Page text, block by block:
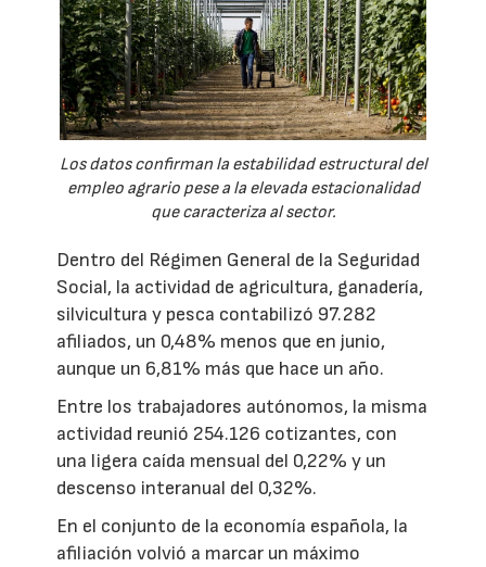
Los datos confirman la estabilidad estructural del
empleo agrario pese a la elevada estacionalidad
que caracteriza al sector.
Dentro del Régimen General de la Seguridad
Social, la actividad de agricultura, ganadería,
silvicultura y pesca contabilizó 97.282
afiliados, un 0,48% menos que en junio,
aunque un 6,81% más que hace un año.
Entre los trabajadores autónomos, la misma
actividad reunió 254.126 cotizantes, con
una ligera caída mensual del 0,22% y un
descenso interanual del 0,32%.
En el conjunto de la economía española, la
afiliación volvió a marcar un máximo